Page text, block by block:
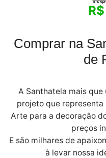
R$
Comprar na
de
A Santhatela mais
projeto que representa
Arte para a decoração
preços
E são milhares de
à levar nossa